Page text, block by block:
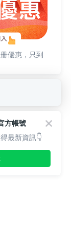
優惠，只到
方帳號
最新資訊👇